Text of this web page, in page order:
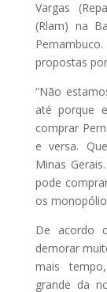
Vargas
(Rlam) na
propostas
“Não
até porque
comprar
e versa.
Minas
pode
os
De acordo
demorar
mais
grande da